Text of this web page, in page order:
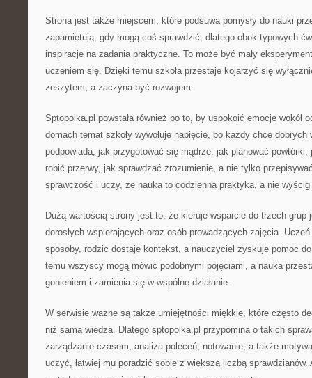
Strona jest także miejscem, które podsuwa pomysły do nauki
zapamiętują, gdy mogą coś sprawdzić, dlatego obok typowych
inspiracje na zadania praktyczne. To może być mały
uczeniem się. Dzięki temu szkoła przestaje kojarzyć się
zeszytem, a zaczyna być rozwojem.
Sptopolka.pl powstała również po to, by uspokoić emocje wokół
domach temat szkoły wywołuje napięcie, bo każdy chce dobrych
podpowiada, jak przygotować się mądrze: jak planować powtórki,
robić przerwy, jak sprawdzać zrozumienie, a nie tylko
sprawczość i uczy, że nauka to codzienna praktyka, a nie
Dużą wartością strony jest to, że kieruje wsparcie do trzech grup
dorosłych wspierających oraz osób prowadzących zajęcia.
sposoby, rodzic dostaje kontekst, a nauczyciel zyskuje pomoc
temu wszyscy mogą mówić podobnymi pojęciami, a nauka
gonieniem i zamienia się w wspólne działanie.
W serwisie ważne są także umiejętności miękkie, które często
niż sama wiedza. Dlatego sptopolka.pl przypomina o takich
zarządzanie czasem, analiza poleceń, notowanie, a także
uczyć, łatwiej mu poradzić sobie z większą liczbą